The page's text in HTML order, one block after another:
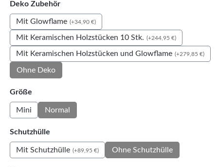
Deko Zubehörauswählen
Mit Glowflame (+34,90 €)
Mit Keramischen Holzstücken 10 Stk. (+244,95 €)
Mit Keramischen Holzstücken und Glowflame (+279,85 €)
Ohne Deko
Größe
Mini Normal
Schutzhülle
Mit Schutzhülle (+89,95 €) Ohne Schutzhülle